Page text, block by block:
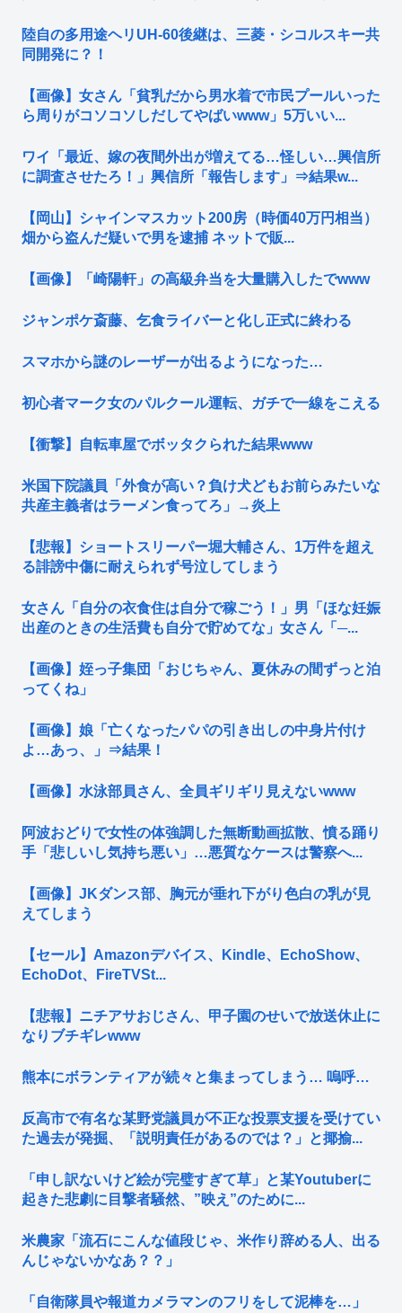
陸自の多用途ヘリUH-60後継は、三菱・シコルスキー共
同開発に？！
【画像】女さん「貧乳だから男水着で市民プールいった
ら周りがコソコソしだしてやばいwww」5万いい...
ワイ「最近、嫁の夜間外出が増えてる…怪しい…興信所
に調査させたろ！」興信所「報告します」⇒結果w...
【岡山】シャインマスカット200房（時価40万円相当）
畑から盗んだ疑いで男を逮捕 ネットで販...
【画像】「崎陽軒」の高級弁当を大量購入したでwww
ジャンポケ斎藤、乞食ライバーと化し正式に終わる
スマホから謎のレーザーが出るようになった…
初心者マーク女のパルクール運転、ガチで一線をこえる
【衝撃】自転車屋でボッタクられた結果www
米国下院議員「外食が高い？負け犬どもお前らみたいな
共産主義者はラーメン食ってろ」→炎上
【悲報】ショートスリーパー堀大輔さん、1万件を超え
る誹謗中傷に耐えられず号泣してしまう
女さん「自分の衣食住は自分で稼ごう！」男「ほな妊娠
出産のときの生活費も自分で貯めてな」女さん「─...
【画像】姪っ子集団「おじちゃん、夏休みの間ずっと泊
ってくね」
【画像】娘「亡くなったパパの引き出しの中身片付け
よ…あっ、」⇒結果！
【画像】水泳部員さん、全員ギリギリ見えないwww
阿波おどりで女性の体強調した無断動画拡散、憤る踊り
手「悲しいし気持ち悪い」…悪質なケースは警察へ...
【画像】JKダンス部、胸元が垂れ下がり色白の乳が見
えてしまう
【セール】Amazonデバイス、Kindle、EchoShow、
EchoDot、FireTVSt...
【悲報】ニチアサおじさん、甲子園のせいで放送休止に
なりブチギレwww
熊本にボランティアが続々と集まってしまう… 嗚呼…
反高市で有名な某野党議員が不正な投票支援を受けてい
た過去が発掘、「説明責任があるのでは？」と揶揄...
「申し訳ないけど絵が完璧すぎて草」と某Youtuberに
起きた悲劇に目撃者騒然、”映え”のために...
米農家「流石にこんな値段じゃ、米作り辞める人、出る
んじゃないかなあ？？」
「自衛隊員や報道カメラマンのフリをして泥棒を…」